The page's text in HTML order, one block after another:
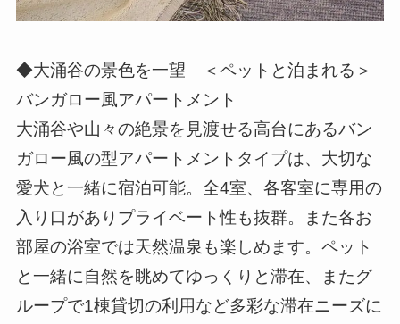
◆大涌谷の景色を一望 ＜ペットと泊まれる＞
バンガロー風アパートメント
大涌谷や山々の絶景を見渡せる高台にあるバン
ガロー風の型アパートメントタイプは、大切な
愛犬と一緒に宿泊可能。全4室、各客室に専用の
入り口がありプライベート性も抜群。また各お
部屋の浴室では天然温泉も楽しめます。ペット
と一緒に自然を眺めてゆっくりと滞在、またグ
ループで1棟貸切の利用など多彩な滞在ニーズに